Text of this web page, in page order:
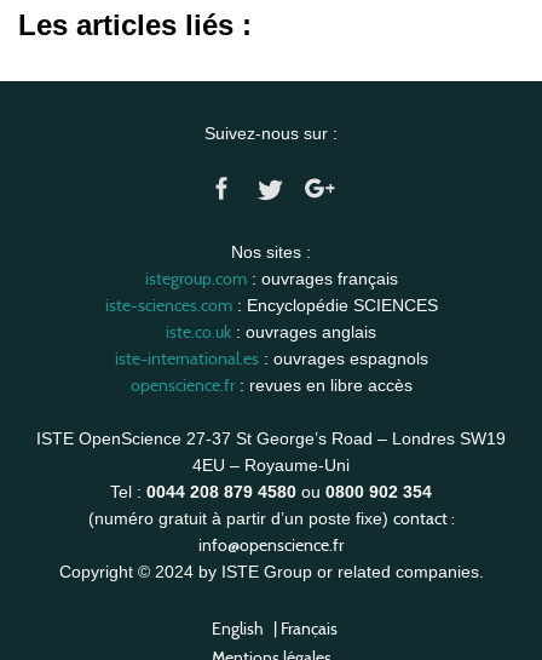
Les articles liés :
Suivez-nous sur :
Nos sites :
istegroup.com: ouvrages français
iste-sciences.com: Encyclopédie SCIENCES
iste.co.uk : ouvrages anglais
iste-international.es: ouvrages espagnols
openscience.fr: revues en libre accès
ISTE OpenScience 27-37 St George’s Road – Londres SW19
4EU – Royaume-Uni
Tel : 0044 208 879 4580 ou 0800 902 354
(numéro gratuit à partir d’un poste fixe) contact :
info@openscience.fr
Copyright © 2024 by ISTE Group or related companies.
English | Français